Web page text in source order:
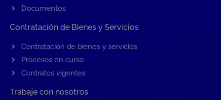
Documentos
Contratación de Bienes y Servicios
Contratación de bienes y servicios
Procesos en curso
Contratos vigentes
Trabaje con nosotros